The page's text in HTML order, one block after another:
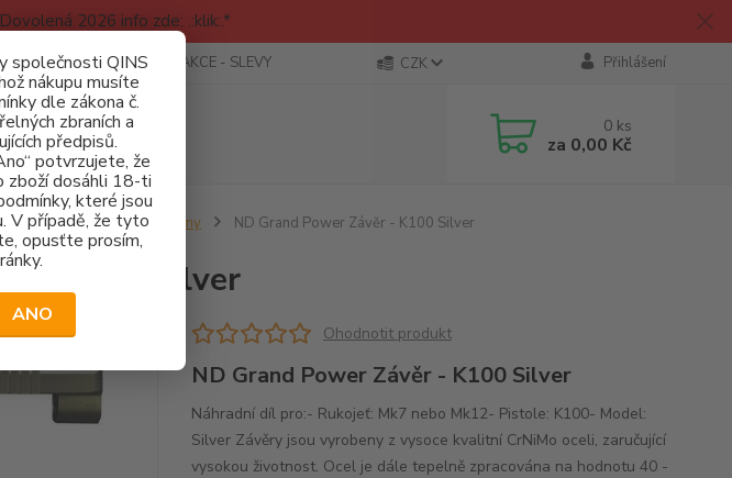
2026 info zde: .:klik:.*
společnosti QINS
nákupu musíte
dle zákona č.
zbraních a
předpisů.
potvrzujete, že
zboží dosáhli 18-ti
které jsou
V případě, že tyto
opusťte prosím,
ANO
SPORTOVNÍ AKCE AKCE - SLEVY CZK Přihlášení
Hledat 0 ks
za 0,00 Kč
GP Závěry - Rámy ND Grand Power Závěr - K100 Silver
- K100 Silver
Ohodnotit produkt
ND Grand Power Závěr - K100 Silver
Náhradní díl pro:- Rukojeť: Mk7 nebo Mk12- Pistole: K100- Model:
Silver Závěry jsou vyrobeny z vysoce kvalitní CrNiMo oceli, zaručující
vysokou životnost. Ocel je dále tepelně zpracována na hodnotu 40 -